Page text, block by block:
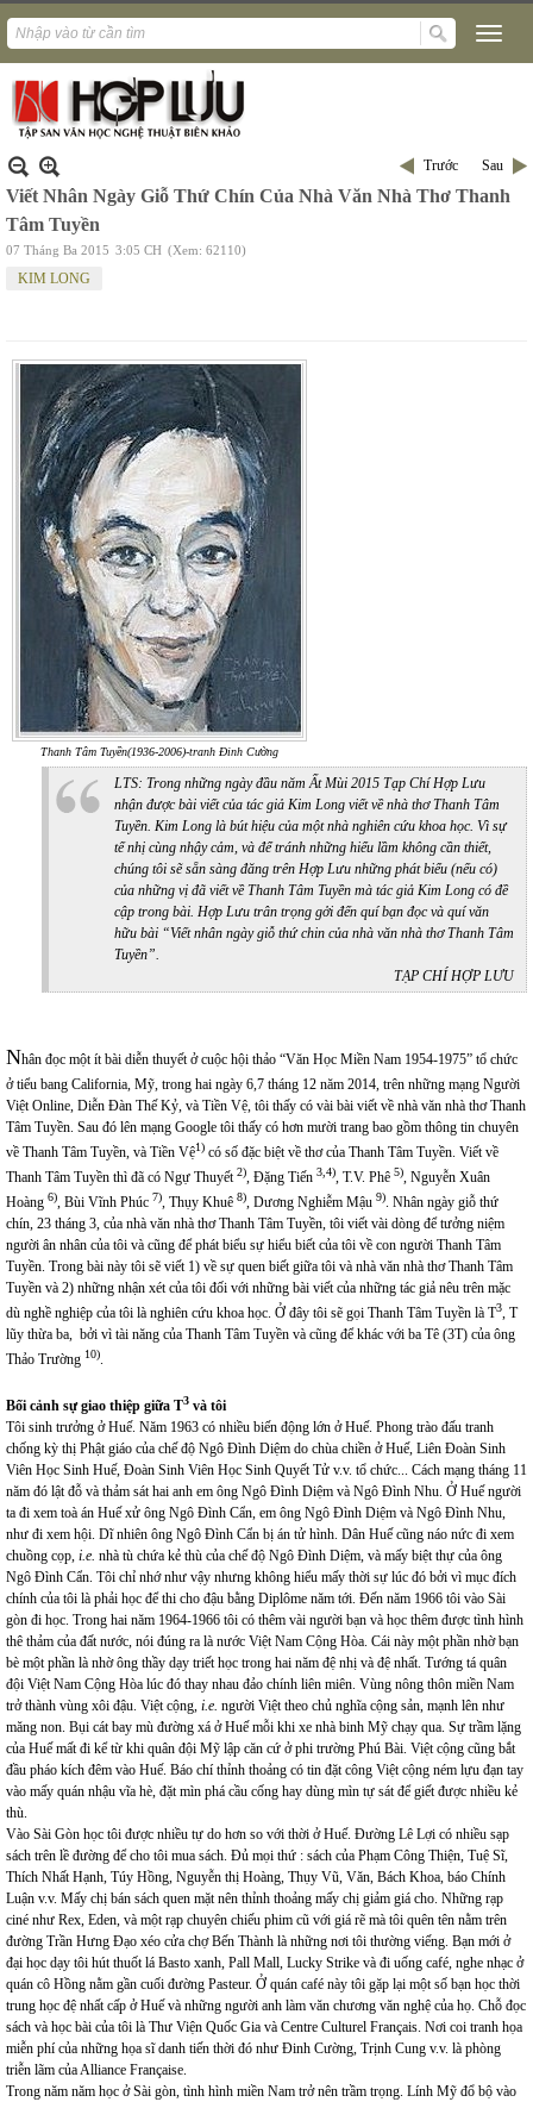
Trước Sau
Viết Nhân Ngày Giỗ Thứ Chín Của Nhà Văn Nhà Thơ Thanh
Tâm Tuyền
07 Tháng Ba 2015 3:05 CH (Xem: 62110)
KIM LONG
Thanh Tâm Tuyền(1936-2006)-tranh Đinh Cường
LTS: Trong những ngày đầu năm Ất Mùi 2015 Tạp Chí Hợp Lưu
nhận được bài viết của tác giả Kim Long viết về nhà thơ Thanh Tâm
Tuyền. Kim Long là bút hiệu của một nhà nghiên cứu khoa học. Vì sự
tế nhị cùng nhậy cảm, và để tránh những hiểu lầm không cần thiết,
chúng tôi sẽ sẵn sàng đăng trên Hợp Lưu những phát biểu (nếu có)
của những vị đã viết về Thanh Tâm Tuyền mà tác giả Kim Long có đề
cập trong bài. Hợp Lưu trân trọng gởi đến quí bạn đọc và quí văn
hữu bài “Viết nhân ngày giỗ thứ chin của nhà văn nhà thơ Thanh Tâm
Tuyền”.
TẠP CHÍ HỢP LƯU
Nhân đọc một ít bài diễn thuyết ở cuộc hội thảo “Văn Học Miền Nam 1954-1975” tổ chức
ở tiểu bang California, Mỹ, trong hai ngày 6,7 tháng 12 năm 2014, trên những mạng Người
Việt Online, Diễn Đàn Thế Kỷ, và Tiền Vệ, tôi thấy có vài bài viết về nhà văn nhà thơ Thanh
Tâm Tuyền. Sau đó lên mạng Google tôi thấy có hơn mười trang bao gồm thông tin chuyên
về Thanh Tâm Tuyền, và Tiền Vệ1) có số đặc biệt về thơ của Thanh Tâm Tuyền. Viết về
Thanh Tâm Tuyền thì đã có Ngự Thuyết2), Đặng Tiến 3,4), T.V. Phê 5), Nguyễn Xuân
Hoàng 6), Bùi Vĩnh Phúc 7), Thụy Khuê 8), Dương Nghiễm Mậu 9). Nhân ngày giỗ thứ
chín, 23 tháng 3, của nhà văn nhà thơ Thanh Tâm Tuyền, tôi viết vài dòng để tưởng niệm
người ân nhân của tôi và cũng để phát biểu sự hiểu biết của tôi về con người Thanh Tâm
Tuyền. Trong bài này tôi sẽ viết 1) về sự quen biết giữa tôi và nhà văn nhà thơ Thanh Tâm
Tuyền và 2) những nhận xét của tôi đối với những bài viết của những tác giả nêu trên mặc
dù nghề nghiệp của tôi là nghiên cứu khoa học. Ở đây tôi sẽ gọi Thanh Tâm Tuyền là T3, T
lũy thừa ba, bởi vì tài năng của Thanh Tâm Tuyền và cũng để khác với ba Tê (3T) của ông
Thảo Trường 10).
Bối cảnh sự giao thiệp giữa T3 và tôi
Tôi sinh trưởng ở Huế. Năm 1963 có nhiều biến động lớn ở Huế. Phong trào đấu tranh
chống kỳ thị Phật giáo của chế độ Ngô Đình Diệm do chùa chiền ở Huế, Liên Đoàn Sinh
Viên Học Sinh Huế, Đoàn Sinh Viên Học Sinh Quyết Tử v.v. tổ chức... Cách mạng tháng 11
năm đó lật đỗ và thảm sát hai anh em ông Ngô Đình Diệm và Ngô Đình Nhu. Ở Huế người
ta đi xem toà án Huế xử ông Ngô Đình Cẩn, em ông Ngô Đình Diệm và Ngô Đình Nhu,
như đi xem hội. Dĩ nhiên ông Ngô Đình Cẩn bị án tử hình. Dân Huế cũng náo nức đi xem
chuồng cọp, i.e. nhà tù chứa kẻ thù của chế độ Ngô Đình Diệm, và mấy biệt thự của ông
Ngô Đình Cẩn. Tôi chỉ nhớ như vậy nhưng không hiểu mấy thời sự lúc đó bởi vì mục đích
chính của tôi là phải học để thi cho đậu bằng Diplôme năm tới. Đến năm 1966 tôi vào Sài
gòn đi học. Trong hai năm 1964-1966 tôi có thêm vài người bạn và học thêm được tình hình
thê thảm của đất nước, nói đúng ra là nước Việt Nam Cộng Hòa. Cái này một phần nhờ bạn
bè một phần là nhờ ông thầy dạy triết học trong hai năm đệ nhị và đệ nhất. Tướng tá quân
đội Việt Nam Cộng Hòa lúc đó thay nhau đảo chính liên miên. Vùng nông thôn miền Nam
trở thành vùng xôi đậu. Việt cộng, i.e. người Việt theo chủ nghĩa cộng sản, mạnh lên như
măng non. Bụi cát bay mù đường xá ở Huế mỗi khi xe nhà binh Mỹ chạy qua. Sự trầm lặng
của Huế mất đi kể từ khi quân đội Mỹ lập căn cứ ở phi trường Phú Bài. Việt cộng cũng bắt
đầu pháo kích đêm vào Huế. Báo chí thỉnh thoảng có tin đặt công Việt cộng ném lựu đạn tay
vào mấy quán nhậu vĩa hè, đặt mìn phá cầu cống hay dùng mìn tự sát để giết được nhiều kẻ
thù.
Vào Sài Gòn học tôi được nhiều tự do hơn so với thời ở Huế. Đường Lê Lợi có nhiều sạp
sách trên lề đường để cho tôi mua sách. Đủ mọi thứ : sách của Phạm Công Thiện, Tuệ Sĩ,
Thích Nhất Hạnh, Túy Hồng, Nguyễn thị Hoàng, Thụy Vũ, Văn, Bách Khoa, báo Chính
Luận v.v. Mấy chị bán sách quen mặt nên thỉnh thoảng mấy chị giảm giá cho. Những rạp
ciné như Rex, Eden, và một rạp chuyên chiếu phim cũ với giá rẽ mà tôi quên tên nằm trên
đường Trần Hưng Đạo xéo cửa chợ Bến Thành là những nơi tôi thường viếng. Bạn mới ở
đại học dạy tôi hút thuốt lá Basto xanh, Pall Mall, Lucky Strike và đi uống café, nghe nhạc ở
quán cô Hồng nằm gần cuối đường Pasteur. Ở quán café này tôi gặp lại một số bạn học thời
trung học đệ nhất cấp ở Huế và những người anh làm văn chương văn nghệ của họ. Chỗ đọc
sách và học bài của tôi là Thư Viện Quốc Gia và Centre Culturel Français. Nơi coi tranh họa
miễn phí của những họa sĩ danh tiến thời đó như Đinh Cường, Trịnh Cung v.v. là phòng
triễn lãm của Alliance Française.
Trong năm năm học ở Sài gòn, tình hình miền Nam trở nên trầm trọng. Lính Mỹ đổ bộ vào